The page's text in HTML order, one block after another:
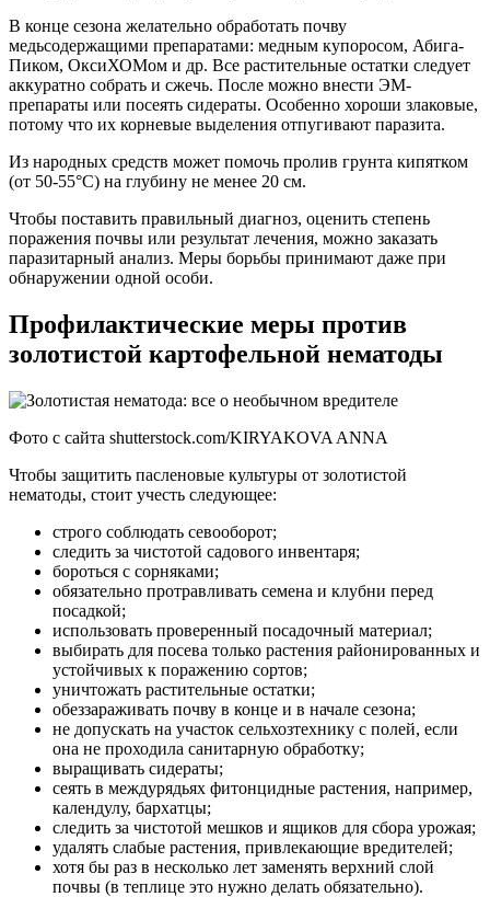
В конце сезона желательно обработать почву
медьсодержащими препаратами: медным купоросом, Абига-
Пиком, ОксиХОМом и др. Все растительные остатки следует
аккуратно собрать и сжечь. После можно внести ЭМ-
препараты или посеять сидераты. Особенно хороши злаковые,
потому что их корневые выделения отпугивают паразита.
Из народных средств может помочь пролив грунта кипятком
(от 50-55°С) на глубину не менее 20 см.
Чтобы поставить правильный диагноз, оценить степень
поражения почвы или результат лечения, можно заказать
паразитарный анализ. Меры борьбы принимают даже при
обнаружении одной особи.
Профилактические меры против
золотистой картофельной нематоды
Фото с сайта shutterstock.com/KIRYAKOVA ANNA
Чтобы защитить пасленовые культуры от золотистой
нематоды, стоит учесть следующее:
строго соблюдать севооборот;
следить за чистотой садового инвентаря;
бороться с сорняками;
обязательно протравливать семена и клубни перед
посадкой;
использовать проверенный посадочный материал;
выбирать для посева только растения районированных и
устойчивых к поражению сортов;
уничтожать растительные остатки;
обеззараживать почву в конце и в начале сезона;
не допускать на участок сельхозтехнику с полей, если
она не проходила санитарную обработку;
выращивать сидераты;
сеять в междурядьях фитонцидные растения, например,
календулу, бархатцы;
следить за чистотой мешков и ящиков для сбора урожая;
удалять слабые растения, привлекающие вредителей;
хотя бы раз в несколько лет заменять верхний слой
почвы (в теплице это нужно делать обязательно).